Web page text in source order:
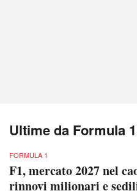
Ultime da Formula 1
FORMULA 1
F1, mercato 2027 nel
rinnovi milionari e